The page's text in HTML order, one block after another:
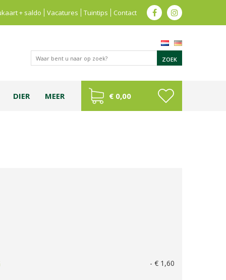
+ saldo Vacatures Tuintips Contact
DIER MEER € 0,00
- € 1 ,60